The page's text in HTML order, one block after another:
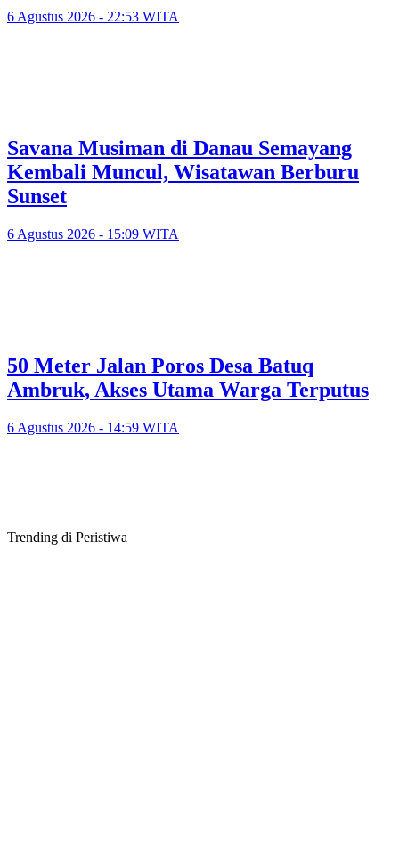
6 Agustus 2026 - 22:53 WITA
Savana Musiman di Danau Semayang
Kembali Muncul, Wisatawan Berburu
Sunset
6 Agustus 2026 - 15:09 WITA
50 Meter Jalan Poros Desa Batuq
Ambruk, Akses Utama Warga Terputus
6 Agustus 2026 - 14:59 WITA
Trending di Peristiwa